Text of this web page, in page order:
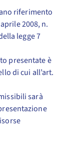
riferimento
2008, n.
legge 7
presentate è
di cui all’art.
sarà